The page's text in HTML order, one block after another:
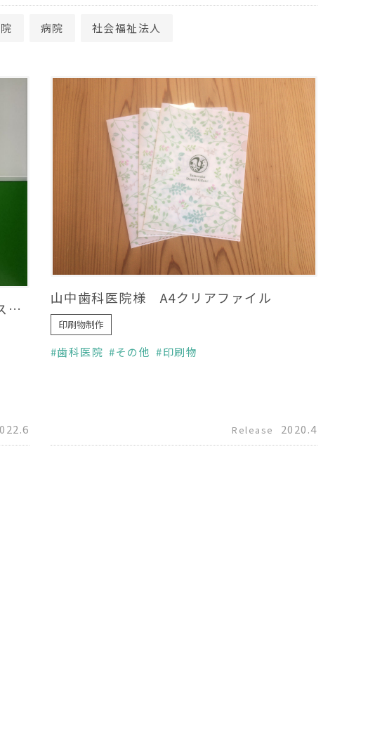
病院 社会福祉法人
株式会社アイピージー様 エントランスサイン制作
山中歯科医院様 A4クリアファイル
印刷物制作
歯科医院 その他 印刷物
Release 2020.4